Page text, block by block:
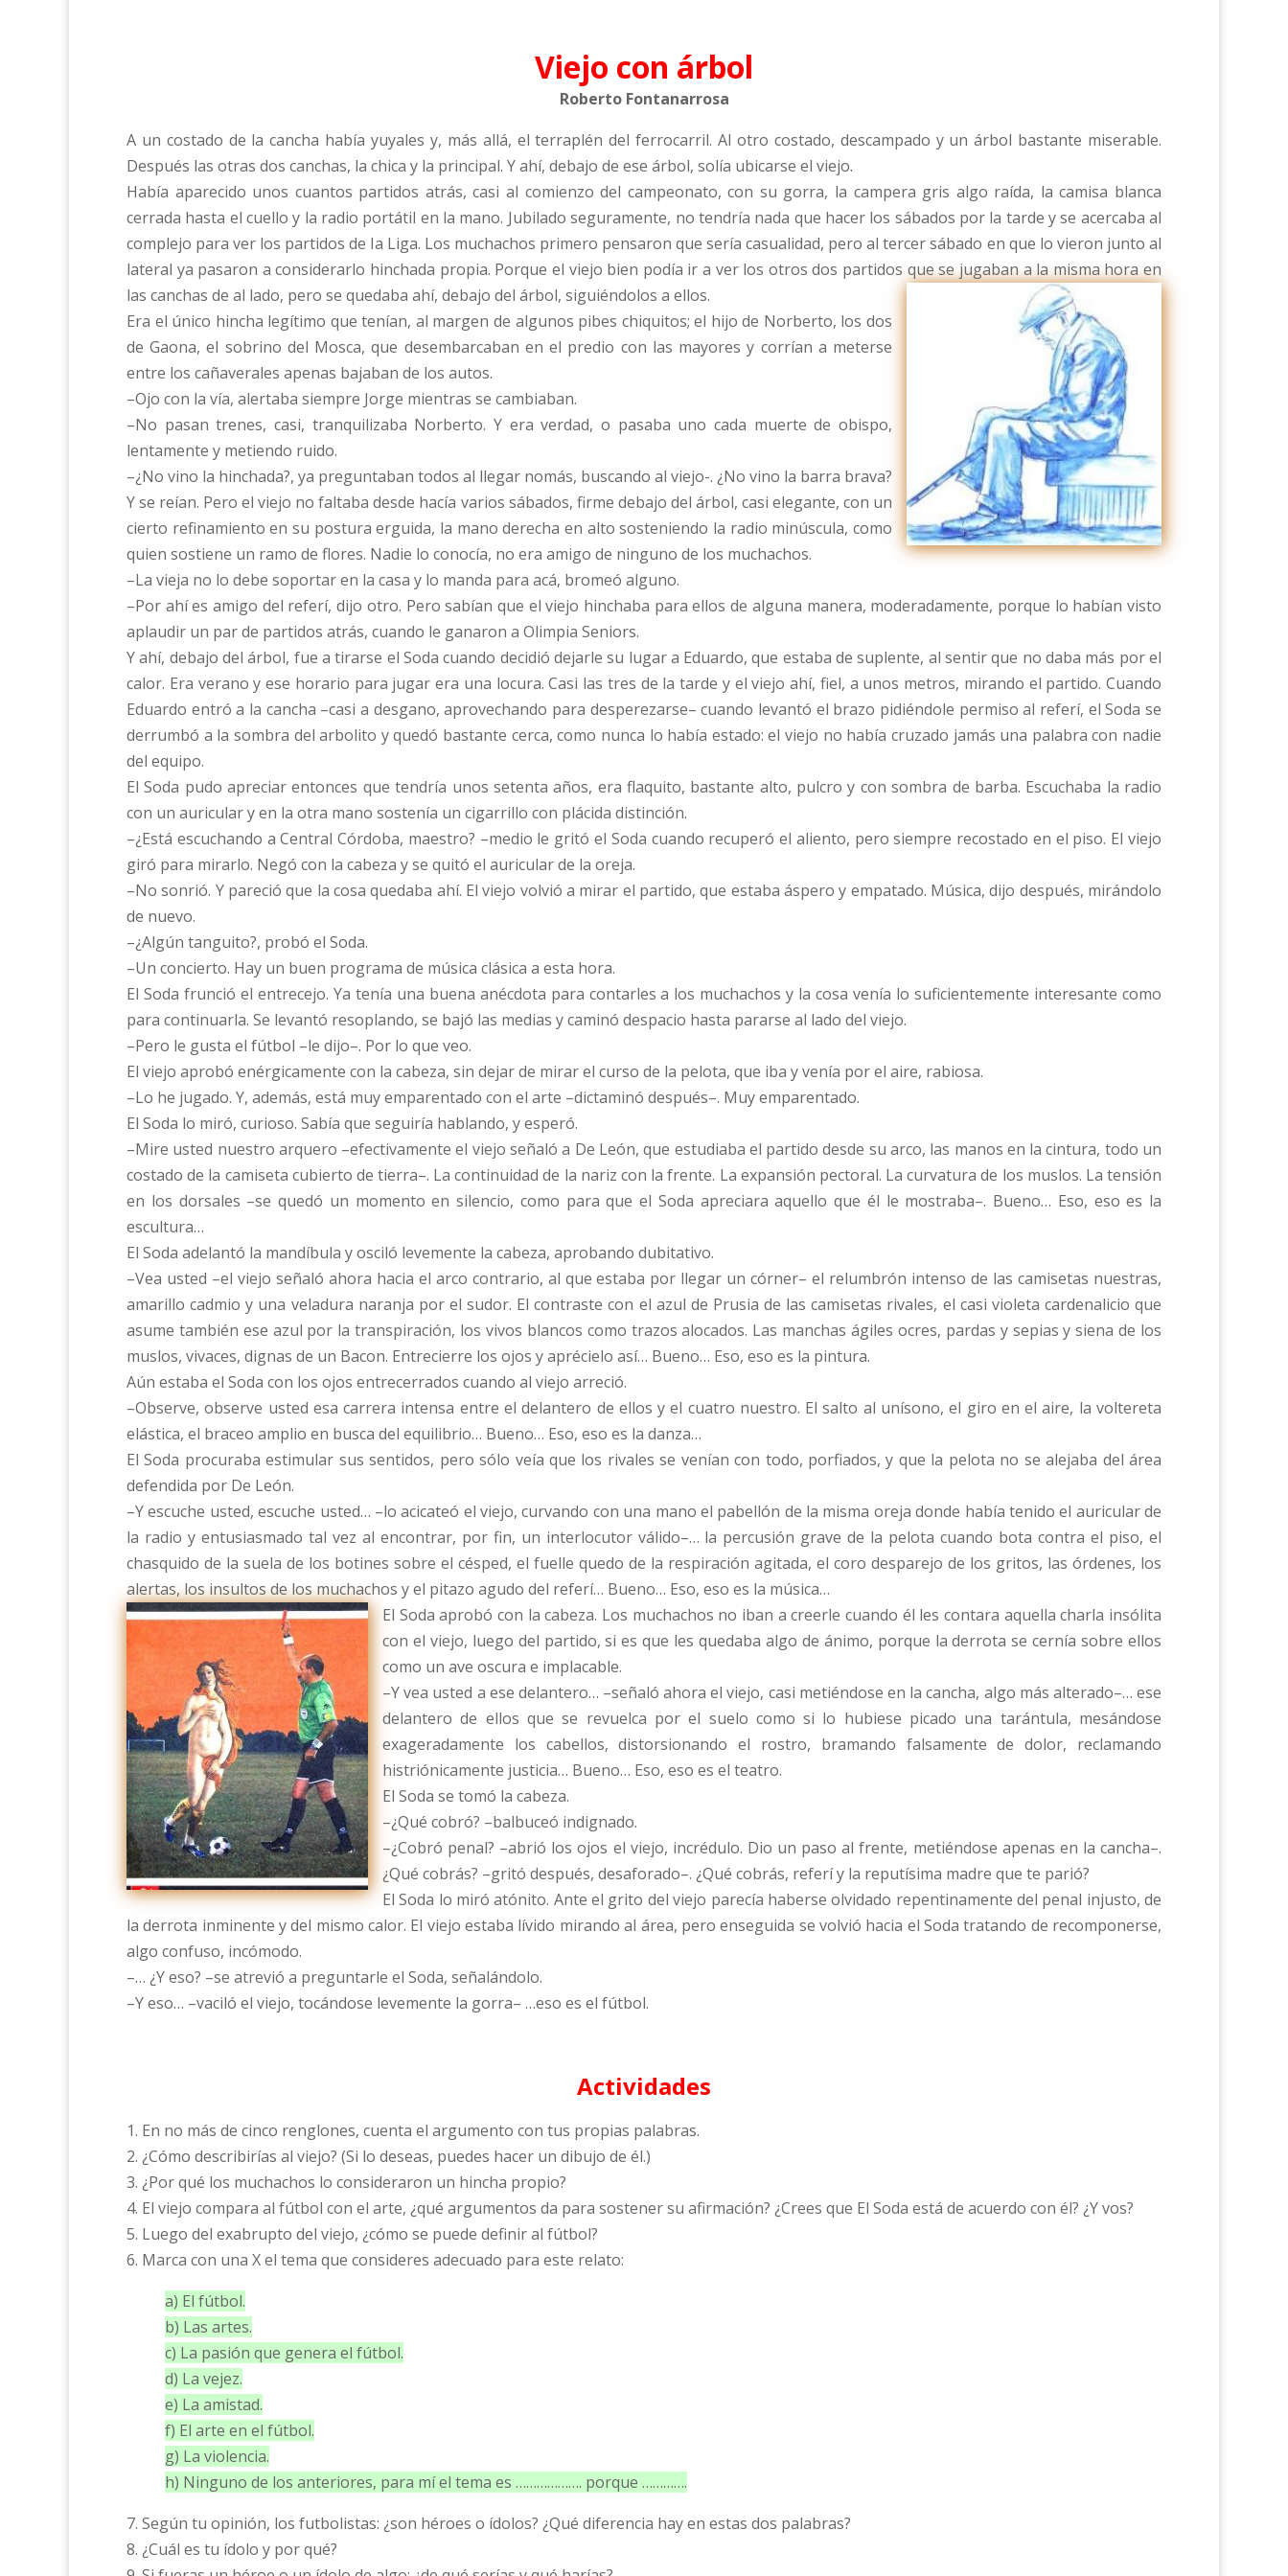
Viejo con árbol
Roberto Fontanarrosa
A un costado de la cancha había yuyales y, más allá, el terraplén del ferrocarril. Al otro costado, descampado y un árbol bastante miserable.
Después las otras dos canchas, la chica y la principal. Y ahí, debajo de ese árbol, solía ubicarse el viejo.
Había aparecido unos cuantos partidos atrás, casi al comienzo del campeonato, con su gorra, la campera gris algo raída, la camisa blanca
cerrada hasta el cuello y la radio portátil en la mano. Jubilado seguramente, no tendría nada que hacer los sábados por la tarde y se acercaba al
complejo para ver los partidos de la Liga. Los muchachos primero pensaron que sería casualidad, pero al tercer sábado en que lo vieron junto al
lateral ya pasaron a considerarlo hinchada propia. Porque el viejo bien podía ir a ver los otros dos partidos que se jugaban a la misma hora en
las canchas de al lado, pero se quedaba ahí, debajo del árbol, siguiéndolos a ellos.
Era el único hincha legítimo que tenían, al margen de algunos pibes chiquitos; el hijo de Norberto, los dos
de Gaona, el sobrino del Mosca, que desembarcaban en el predio con las mayores y corrían a meterse
entre los cañaverales apenas bajaban de los autos.
–Ojo con la vía, alertaba siempre Jorge mientras se cambiaban.
–No pasan trenes, casi, tranquilizaba Norberto. Y era verdad, o pasaba uno cada muerte de obispo,
lentamente y metiendo ruido.
–¿No vino la hinchada?, ya preguntaban todos al llegar nomás, buscando al viejo-. ¿No vino la barra brava?
Y se reían. Pero el viejo no faltaba desde hacía varios sábados, firme debajo del árbol, casi elegante, con un
cierto refinamiento en su postura erguida, la mano derecha en alto sosteniendo la radio minúscula, como
quien sostiene un ramo de flores. Nadie lo conocía, no era amigo de ninguno de los muchachos.
–La vieja no lo debe soportar en la casa y lo manda para acá, bromeó alguno.
–Por ahí es amigo del referí, dijo otro. Pero sabían que el viejo hinchaba para ellos de alguna manera, moderadamente, porque lo habían visto
aplaudir un par de partidos atrás, cuando le ganaron a Olimpia Seniors.
Y ahí, debajo del árbol, fue a tirarse el Soda cuando decidió dejarle su lugar a Eduardo, que estaba de suplente, al sentir que no daba más por el
calor. Era verano y ese horario para jugar era una locura. Casi las tres de la tarde y el viejo ahí, fiel, a unos metros, mirando el partido. Cuando
Eduardo entró a la cancha –casi a desgano, aprovechando para desperezarse– cuando levantó el brazo pidiéndole permiso al referí, el Soda se
derrumbó a la sombra del arbolito y quedó bastante cerca, como nunca lo había estado: el viejo no había cruzado jamás una palabra con nadie
del equipo.
El Soda pudo apreciar entonces que tendría unos setenta años, era flaquito, bastante alto, pulcro y con sombra de barba. Escuchaba la radio
con un auricular y en la otra mano sostenía un cigarrillo con plácida distinción.
–¿Está escuchando a Central Córdoba, maestro? –medio le gritó el Soda cuando recuperó el aliento, pero siempre recostado en el piso. El viejo
giró para mirarlo. Negó con la cabeza y se quitó el auricular de la oreja.
–No sonrió. Y pareció que la cosa quedaba ahí. El viejo volvió a mirar el partido, que estaba áspero y empatado. Música, dijo después, mirándolo
de nuevo.
–¿Algún tanguito?, probó el Soda.
–Un concierto. Hay un buen programa de música clásica a esta hora.
El Soda frunció el entrecejo. Ya tenía una buena anécdota para contarles a los muchachos y la cosa venía lo suficientemente interesante como
para continuarla. Se levantó resoplando, se bajó las medias y caminó despacio hasta pararse al lado del viejo.
–Pero le gusta el fútbol –le dijo–. Por lo que veo.
El viejo aprobó enérgicamente con la cabeza, sin dejar de mirar el curso de la pelota, que iba y venía por el aire, rabiosa.
–Lo he jugado. Y, además, está muy emparentado con el arte –dictaminó después–. Muy emparentado.
El Soda lo miró, curioso. Sabía que seguiría hablando, y esperó.
–Mire usted nuestro arquero –efectivamente el viejo señaló a De León, que estudiaba el partido desde su arco, las manos en la cintura, todo un
costado de la camiseta cubierto de tierra–. La continuidad de la nariz con la frente. La expansión pectoral. La curvatura de los muslos. La tensión
en los dorsales –se quedó un momento en silencio, como para que el Soda apreciara aquello que él le mostraba–. Bueno… Eso, eso es la
escultura…
El Soda adelantó la mandíbula y osciló levemente la cabeza, aprobando dubitativo.
–Vea usted –el viejo señaló ahora hacia el arco contrario, al que estaba por llegar un córner– el relumbrón intenso de las camisetas nuestras,
amarillo cadmio y una veladura naranja por el sudor. El contraste con el azul de Prusia de las camisetas rivales, el casi violeta cardenalicio que
asume también ese azul por la transpiración, los vivos blancos como trazos alocados. Las manchas ágiles ocres, pardas y sepias y siena de los
muslos, vivaces, dignas de un Bacon. Entrecierre los ojos y aprécielo así… Bueno… Eso, eso es la pintura.
Aún estaba el Soda con los ojos entrecerrados cuando al viejo arreció.
–Observe, observe usted esa carrera intensa entre el delantero de ellos y el cuatro nuestro. El salto al unísono, el giro en el aire, la voltereta
elástica, el braceo amplio en busca del equilibrio… Bueno… Eso, eso es la danza…
El Soda procuraba estimular sus sentidos, pero sólo veía que los rivales se venían con todo, porfiados, y que la pelota no se alejaba del área
defendida por De León.
–Y escuche usted, escuche usted… –lo acicateó el viejo, curvando con una mano el pabellón de la misma oreja donde había tenido el auricular de
la radio y entusiasmado tal vez al encontrar, por fin, un interlocutor válido–… la percusión grave de la pelota cuando bota contra el piso, el
chasquido de la suela de los botines sobre el césped, el fuelle quedo de la respiración agitada, el coro desparejo de los gritos, las órdenes, los
alertas, los insultos de los muchachos y el pitazo agudo del referí… Bueno… Eso, eso es la música…
El Soda aprobó con la cabeza. Los muchachos no iban a creerle cuando él les contara aquella charla insólita
con el viejo, luego del partido, si es que les quedaba algo de ánimo, porque la derrota se cernía sobre ellos
como un ave oscura e implacable.
–Y vea usted a ese delantero… –señaló ahora el viejo, casi metiéndose en la cancha, algo más alterado–… ese
delantero de ellos que se revuelca por el suelo como si lo hubiese picado una tarántula, mesándose
exageradamente los cabellos, distorsionando el rostro, bramando falsamente de dolor, reclamando
histriónicamente justicia… Bueno… Eso, eso es el teatro.
El Soda se tomó la cabeza.
–¿Qué cobró? –balbuceó indignado.
–¿Cobró penal? –abrió los ojos el viejo, incrédulo. Dio un paso al frente, metiéndose apenas en la cancha–.
¿Qué cobrás? –gritó después, desaforado–. ¿Qué cobrás, referí y la reputísima madre que te parió?
El Soda lo miró atónito. Ante el grito del viejo parecía haberse olvidado repentinamente del penal injusto, de
la derrota inminente y del mismo calor. El viejo estaba lívido mirando al área, pero enseguida se volvió hacia el Soda tratando de recomponerse,
algo confuso, incómodo.
–… ¿Y eso? –se atrevió a preguntarle el Soda, señalándolo.
–Y eso… –vaciló el viejo, tocándose levemente la gorra– …eso es el fútbol.
Actividades
1. En no más de cinco renglones, cuenta el argumento con tus propias palabras.
2. ¿Cómo describirías al viejo? (Si lo deseas, puedes hacer un dibujo de él.)
3. ¿Por qué los muchachos lo consideraron un hincha propio?
4. El viejo compara al fútbol con el arte, ¿qué argumentos da para sostener su afirmación? ¿Crees que El Soda está de acuerdo con él? ¿Y vos?
5. Luego del exabrupto del viejo, ¿cómo se puede definir al fútbol?
6. Marca con una X el tema que consideres adecuado para este relato:
a) El fútbol.
b) Las artes.
c) La pasión que genera el fútbol.
d) La vejez.
e) La amistad.
f) El arte en el fútbol.
g) La violencia.
h) Ninguno de los anteriores, para mí el tema es ………………. porque ………….
7. Según tu opinión, los futbolistas: ¿son héroes o ídolos? ¿Qué diferencia hay en estas dos palabras?
8. ¿Cuál es tu ídolo y por qué?